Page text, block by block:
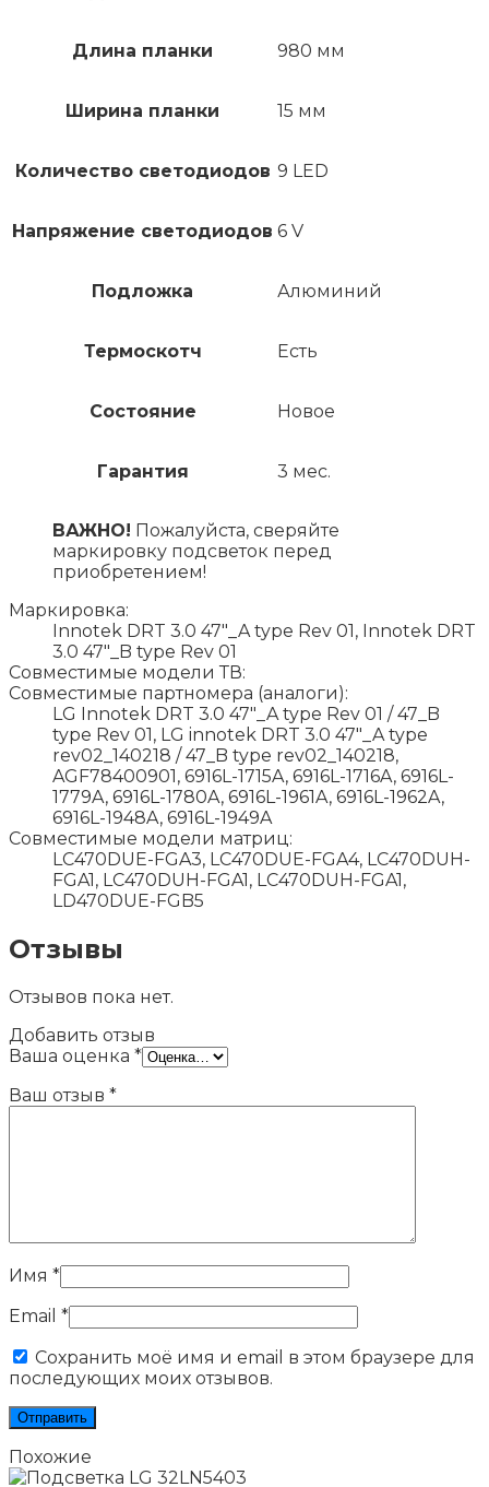
Длина планки 980 мм
Ширина планки 15 мм
Количество светодиодов 9 LED
Напряжение светодиодов 6 V
Подложка Алюминий
Термоскотч Есть
Состояние Новое
Гарантия 3 мес.
ВАЖНО! Пожалуйста, сверяйте
маркировку подсветок перед
приобретением!
Маркировка:
Innotek DRT 3.0 47"_A type Rev 01, Innotek DRT
3.0 47"_B type Rev 01
Совместимые модели ТВ:
Совместимые партномера (аналоги):
LG Innotek DRT 3.0 47"_A type Rev 01 / 47_B
type Rev 01, LG innotek DRT 3.0 47"_A type
rev02_140218 / 47_B type rev02_140218,
AGF78400901, 6916L-1715A, 6916L-1716A, 6916L-
1779A, 6916L-1780A, 6916L-1961A, 6916L-1962A,
6916L-1948A, 6916L-1949A
Совместимые модели матриц:
LC470DUE-FGA3, LC470DUE-FGA4, LC470DUH-
FGA1, LC470DUH-FGA1, LC470DUH-FGA1,
LD470DUE-FGB5
Отзывы
Отзывов пока нет.
Добавить отзыв
Ваша оценка *
Ваш отзыв *
Имя *
Email *
Сохранить моё имя и email в этом браузере для
последующих моих отзывов.
Похожие